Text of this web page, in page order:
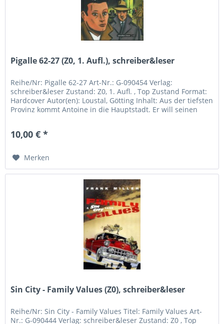
Pigalle 62-27 (Z0, 1. Aufl.), schreiber&leser
Reihe/Nr: Pigalle 62-27 Art-Nr.: G-090454 Verlag:
schreiber&leser Zustand: Z0, 1. Aufl. , Top Zustand Format:
Hardcover Autor(en): Loustal, Götting Inhalt: Aus der tiefsten
Provinz kommt Antoine in die Hauptstadt. Er will seinen
10,00 € *
Merken
Sin City - Family Values (Z0), schreiber&leser
Reihe/Nr: Sin City - Family Values Titel: Family Values Art-
Nr.: G-090444 Verlag: schreiber&leser Zustand: Z0 , Top